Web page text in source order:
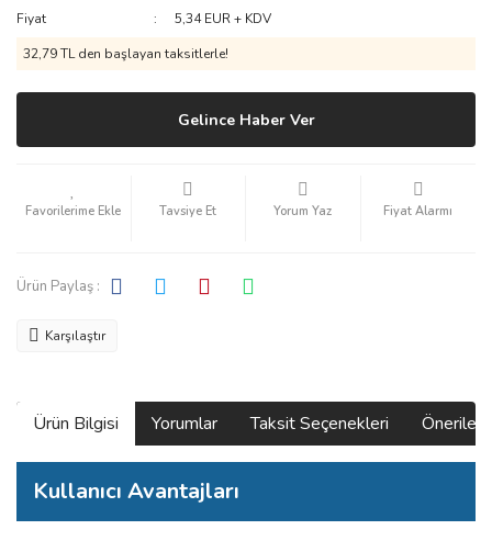
Fiyat
5,34 EUR + KDV
32,79 TL den başlayan taksitlerle!
Gelince Haber Ver
Tavsiye Et Yorum Yaz Fiyat Alarmı
Ürün Paylaş :
Karşılaştır
Ürün Bilgisi Yorumlar Taksit Seçenekleri
Kullanıcı Avantajları